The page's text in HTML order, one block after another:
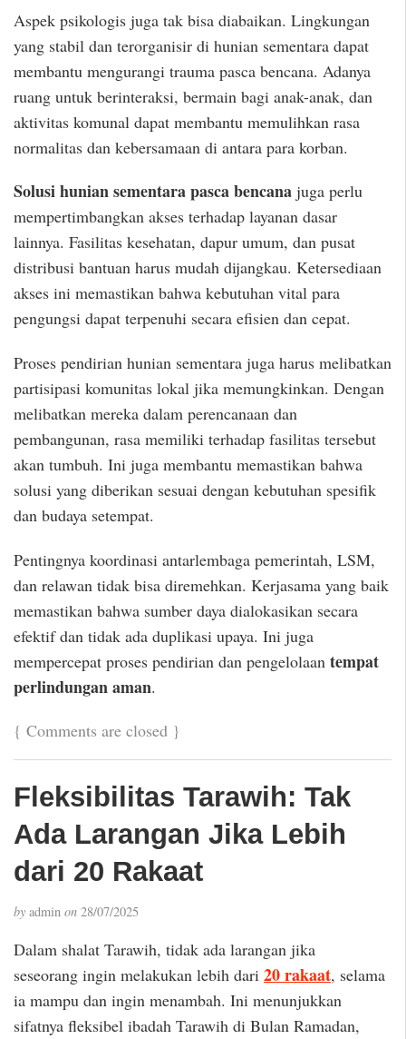
Aspek psikologis juga tak bisa diabaikan. Lingkungan
yang stabil dan terorganisir di hunian sementara dapat
membantu mengurangi trauma pasca bencana. Adanya
ruang untuk berinteraksi, bermain bagi anak-anak, dan
aktivitas komunal dapat membantu memulihkan rasa
normalitas dan kebersamaan di antara para korban.
Solusi hunian sementara pasca bencana juga perlu
mempertimbangkan akses terhadap layanan dasar
lainnya. Fasilitas kesehatan, dapur umum, dan pusat
distribusi bantuan harus mudah dijangkau. Ketersediaan
akses ini memastikan bahwa kebutuhan vital para
pengungsi dapat terpenuhi secara efisien dan cepat.
Proses pendirian hunian sementara juga harus melibatkan
partisipasi komunitas lokal jika memungkinkan. Dengan
melibatkan mereka dalam perencanaan dan
pembangunan, rasa memiliki terhadap fasilitas tersebut
akan tumbuh. Ini juga membantu memastikan bahwa
solusi yang diberikan sesuai dengan kebutuhan spesifik
dan budaya setempat.
Pentingnya koordinasi antarlembaga pemerintah, LSM,
dan relawan tidak bisa diremehkan. Kerjasama yang baik
memastikan bahwa sumber daya dialokasikan secara
efektif dan tidak ada duplikasi upaya. Ini juga
mempercepat proses pendirian dan pengelolaan tempat
perlindungan aman.
{ Comments are closed }
Fleksibilitas Tarawih: Tak
Ada Larangan Jika Lebih
dari 20 Rakaat
by admin on 28/07/2025
Dalam shalat Tarawih, tidak ada larangan jika
seseorang ingin melakukan lebih dari 20 rakaat, selama
ia mampu dan ingin menambah. Ini menunjukkan
sifatnya fleksibel ibadah Tarawih di Bulan Ramadan,